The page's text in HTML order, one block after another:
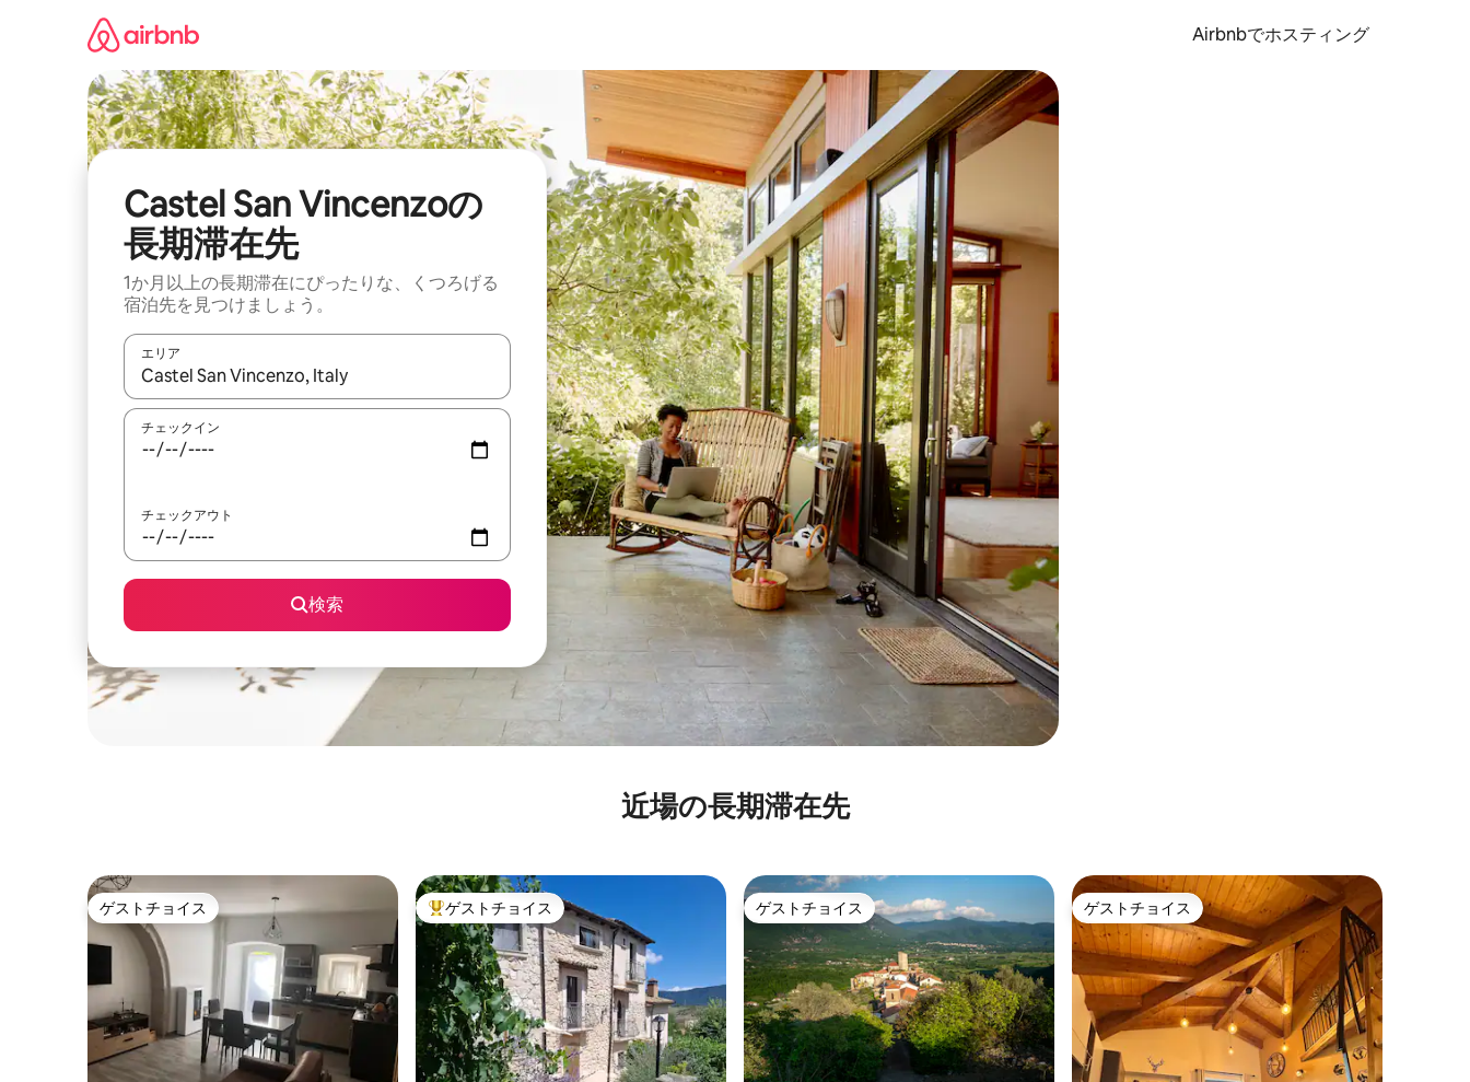
Airbnbでホスティング
Castel San Vincenzoの
長期滞在先
1か月以上の長期滞在にぴったりな、くつろげる
宿泊先を見つけましょう。
エリア
検索結果が表示されたら、上下の矢印キーを使って移動するか、画面をタッチまたはスワイプして検索結果を確認することができます。
チェックイン
チェックアウト
検索
近場の長期滞在先
ゲストチョイス
ゲストチョイス 大好評のゲストチョイスです。
ゲストチョイス ゲストチョイス
ゲストチョイス ゲストチョイス
ゲストチョイス